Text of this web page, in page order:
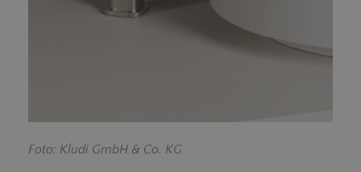
Foto: Kludi GmbH & Co. KG